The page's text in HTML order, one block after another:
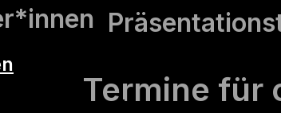
Termine für